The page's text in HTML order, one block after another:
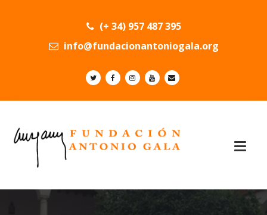
(+ 34) 957 487 395
info@fundacionantoniogala.org